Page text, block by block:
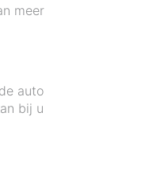
meer
auto
bij u